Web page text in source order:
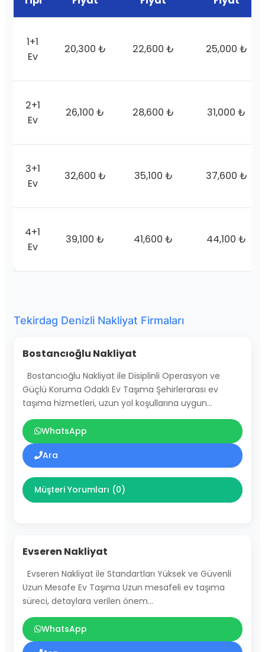
1+1
Ev
20,300 ₺ 22,600 ₺ 25,000 ₺
2+1
Ev
26,100 ₺ 28,600 ₺ 31,000 ₺
3+1
Ev
32,600 ₺ 35,100 ₺ 37,600 ₺
4+1
Ev
39,100 ₺ 41,600 ₺ 44,100 ₺
Tekirdag Denizli Nakliyat Firmaları
Bostancıoğlu Nakliyat
Bostancıoğlu Nakliyat ile Disiplinli Operasyon ve
Güçlü Koruma Odaklı Ev Taşıma Şehirlerarası ev
taşıma hizmetleri, uzun yol koşullarına uygun…
WhatsApp
Ara
Müşteri Yorumları (0)
Evseren Nakliyat
Evseren Nakliyat ile Standartları Yüksek ve Güvenli
Uzun Mesafe Ev Taşıma Uzun mesafeli ev taşıma
süreci, detaylara verilen önem…
WhatsApp